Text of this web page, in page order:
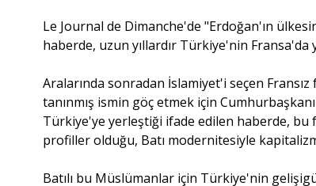
Le Journal de Dimanche'de "Erdoğan'ın
haberde, uzun yıllardır Türkiye'nin
Aralarında sonradan İslamiyet'i seçen
tanınmış ismin göç etmek için
Türkiye'ye yerleştiği ifade edilen haberde,
profiller olduğu, Batı modernitesiyle
Batılı bu Müslümanlar için Türkiye'nin